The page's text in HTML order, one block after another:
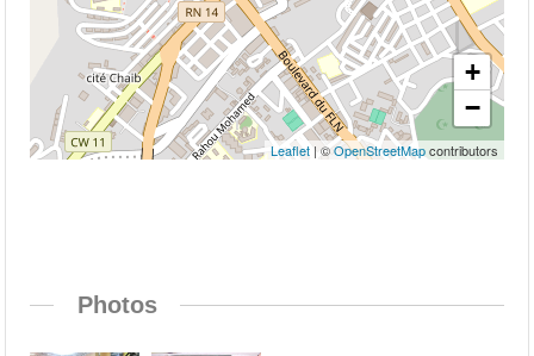
+
−
Leaflet| ©OpenStreetMapcontributors
Photos